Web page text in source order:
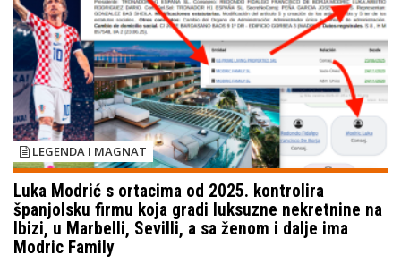
LEGENDA I MAGNAT
Luka Modrić s ortacima od 2025. kontrolira
španjolsku firmu koja gradi luksuzne nekretnine na
Ibizi, u Marbelli, Sevilli, a sa ženom i dalje ima
Modric Family